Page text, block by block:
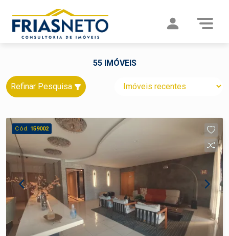
55 IMÓVEIS
Refinar Pesquisa
Cód. 159002